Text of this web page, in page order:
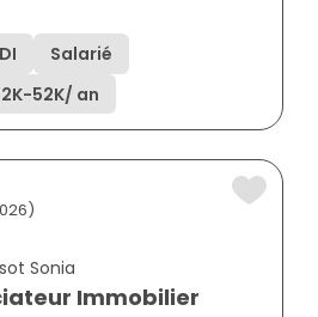
Salarié
-52K/ an
Sonia
Immobilier